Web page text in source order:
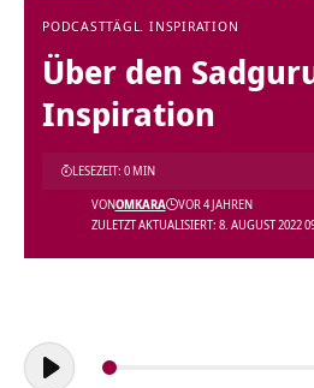
PODCASTTÄGL. INSPIRATION
Über den
Inspiration
ZULETZT AKTUALISIERT: 8. AUGUST 2022
VONOMKARA VOR 4 JAHREN
LESEZEIT: 0 MIN
Audio-